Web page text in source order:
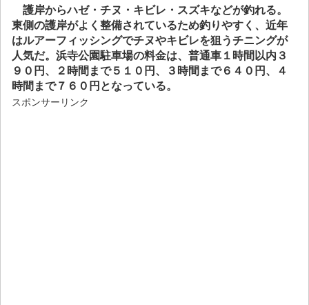
護岸からハゼ・チヌ・キビレ・スズキなどが釣れる。
東側の護岸がよく整備されているため釣りやすく、近年
はルアーフィッシングでチヌやキビレを狙うチニングが
人気だ。浜寺公園駐車場の料金は、普通車１時間以内３
９０円、２時間まで５１０円、３時間まで６４０円、４
時間まで７６０円となっている。
スポンサーリンク